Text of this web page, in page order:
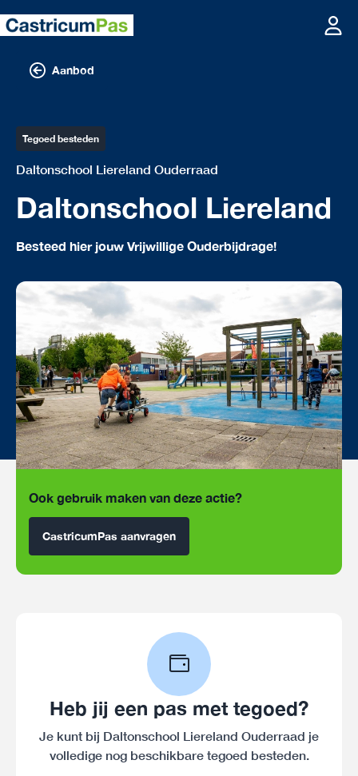
Aanbod
Tegoed besteden
Daltonschool Liereland Ouderraad
Daltonschool Liereland
Besteed hier jouw Vrijwillige Ouderbijdrage!
Ook gebruik maken van deze actie?
CastricumPas aanvragen
Heb jij een pas met tegoed?
Je kunt bij Daltonschool Liereland Ouderraad je
volledige nog beschikbare tegoed besteden.